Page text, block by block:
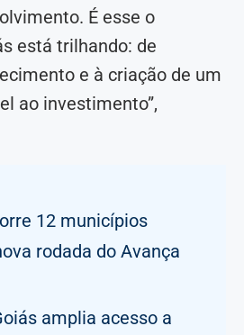
É esse o
está trilhando: de
e à criação de um
ao investimento”,
12 municípios
rodada do Avança
amplia acesso a